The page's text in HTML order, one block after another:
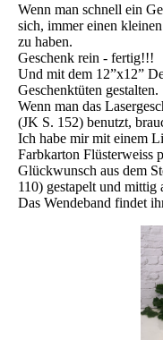
Wenn man schnell ein
sich, immer einen
zu haben.
Geschenk rein - fertig!!!
Und mit dem 12”x12”
Geschenktüten gestalten.
Wenn man das
(JK S. 152) benutzt,
Ich habe mir mit einem
Farbkarton Flüsterweiss
Glückwunsch aus dem
110) gestapelt und mittig
Das Wendeband findet